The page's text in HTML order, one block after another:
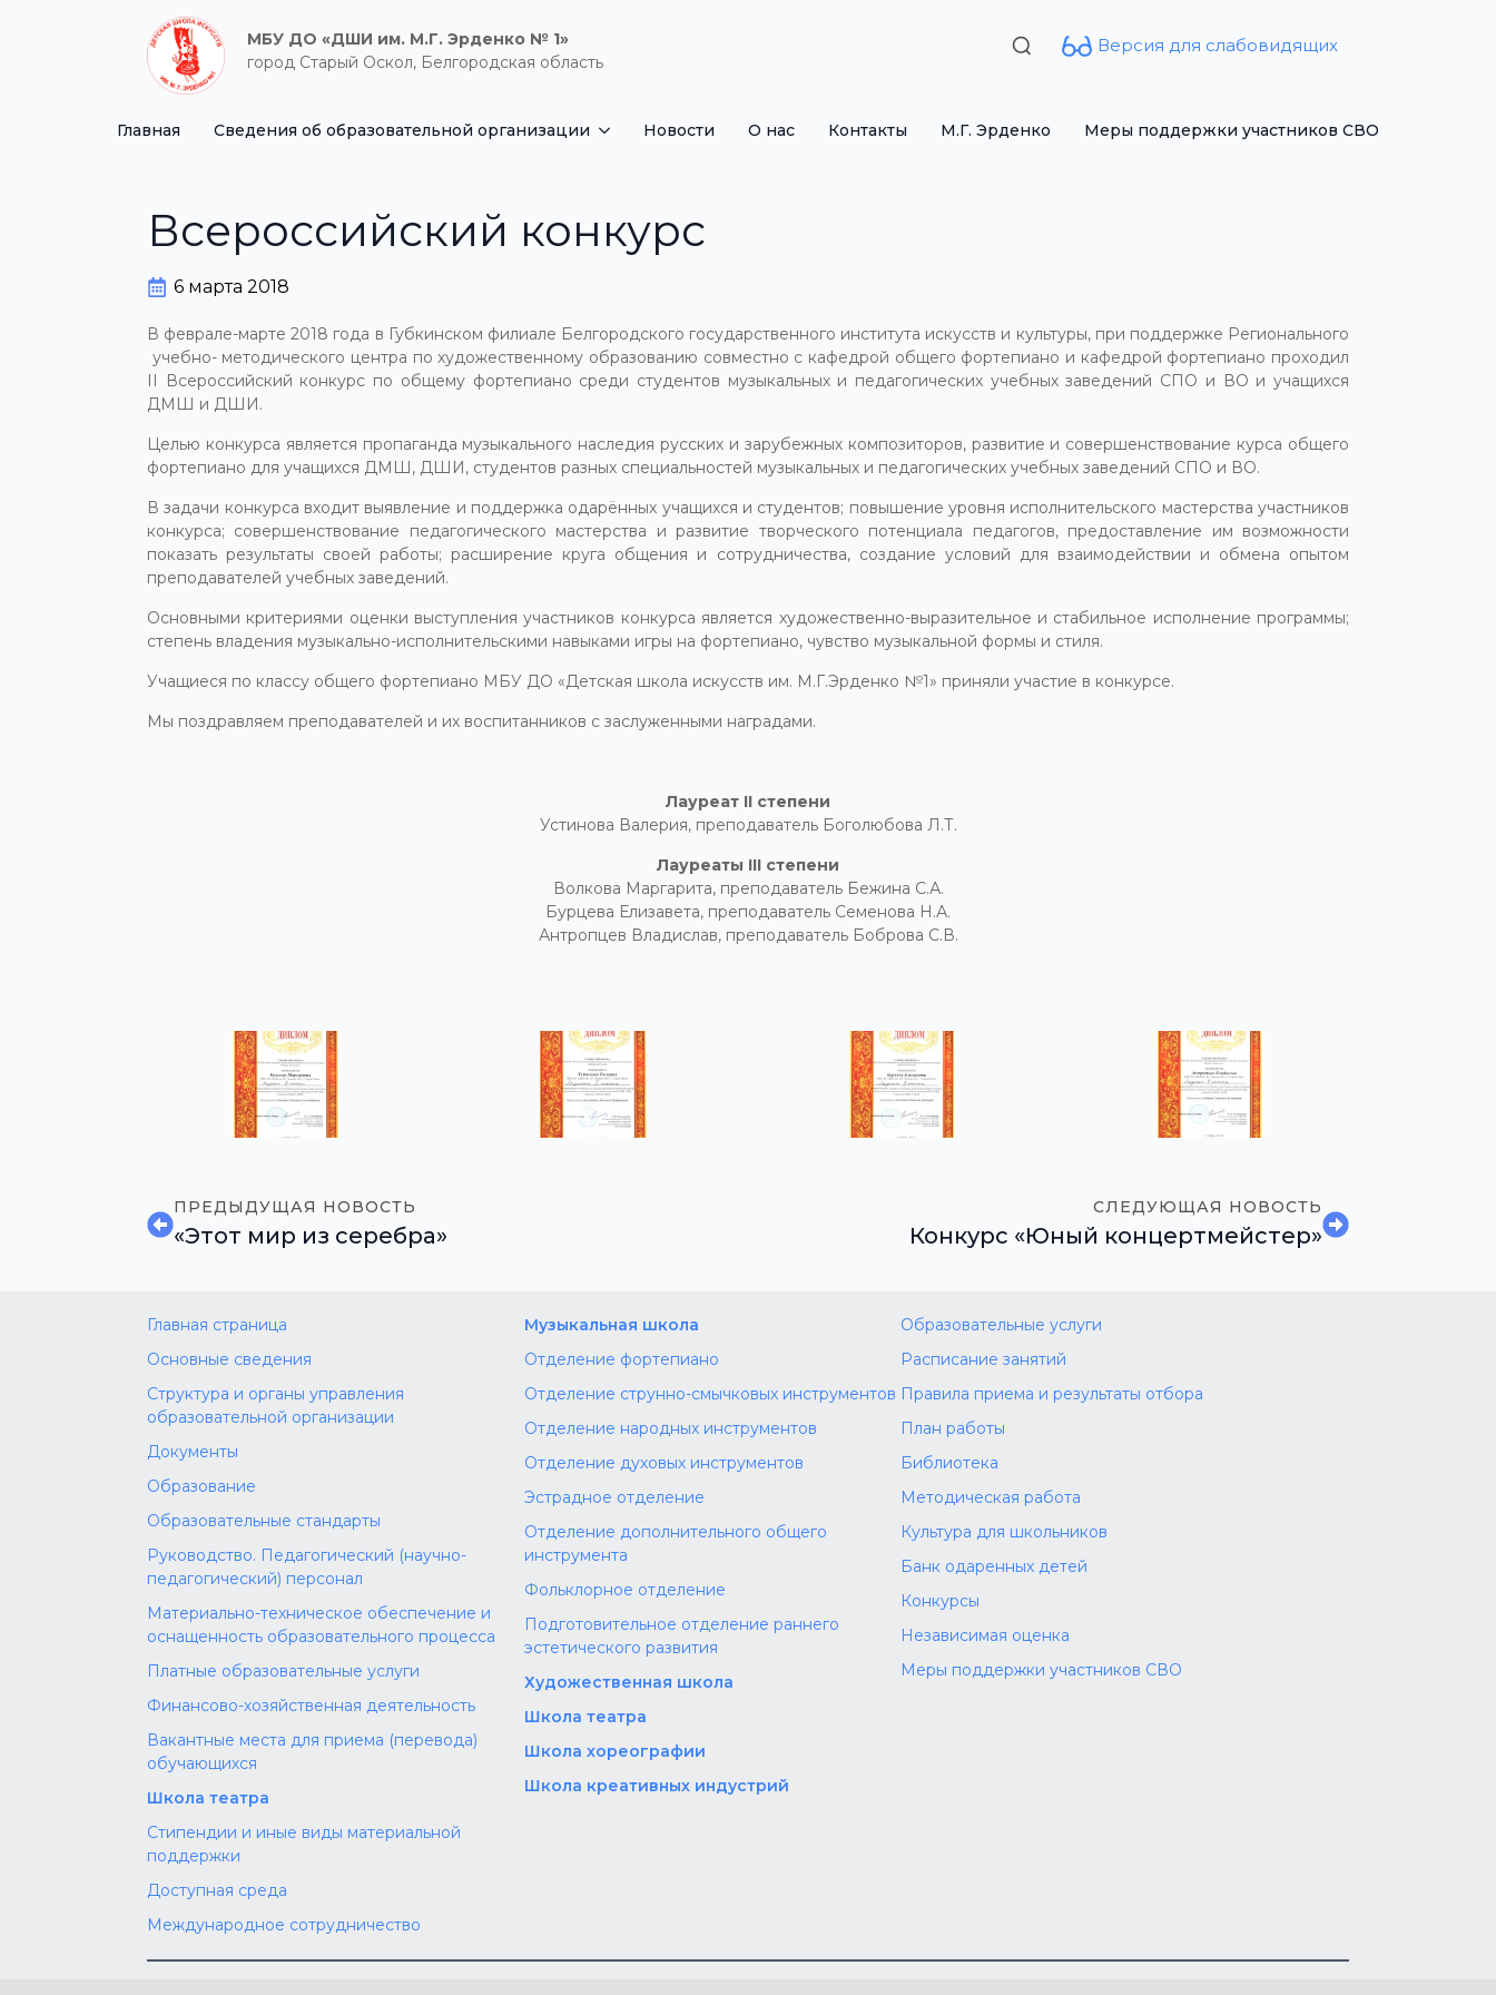
МБУ ДО «ДШИ им. М.Г. Эрденко № 1»
город Старый Оскол, Белгородская область
Версия для слабовидящих
Главная Сведения об образовательной организации Новости О нас Контакты М.Г. Эрденко Меры поддержки участников СВО
Всероссийский конкурс
6 марта 2018
В феврале-марте 2018 года в Губкинском филиале Белгородского государственного института искусств и культуры, при поддержке Регионального
учебно- методического центра по художественному образованию совместно с кафедрой общего фортепиано и кафедрой фортепиано проходил
II Всероссийский конкурс по общему фортепиано среди студентов музыкальных и педагогических учебных заведений СПО и ВО и учащихся
ДМШ и ДШИ.
Целью конкурса является пропаганда музыкального наследия русских и зарубежных композиторов, развитие и совершенствование курса общего
фортепиано для учащихся ДМШ, ДШИ, студентов разных специальностей музыкальных и педагогических учебных заведений СПО и ВО.
В задачи конкурса входит выявление и поддержка одарённых учащихся и студентов; повышение уровня исполнительского мастерства участников
конкурса; совершенствование педагогического мастерства и развитие творческого потенциала педагогов, предоставление им возможности
показать результаты своей работы; расширение круга общения и сотрудничества, создание условий для взаимодействии и обмена опытом
преподавателей учебных заведений.
Основными критериями оценки выступления участников конкурса является художественно-выразительное и стабильное исполнение программы;
степень владения музыкально-исполнительскими навыками игры на фортепиано, чувство музыкальной формы и стиля.
Учащиеся по классу общего фортепиано МБУ ДО «Детская школа искусств им. М.Г.Эрденко №1» приняли участие в конкурсе.
Мы поздравляем преподавателей и их воспитанников с заслуженными наградами.
Лауреат II степени
Устинова Валерия, преподаватель Боголюбова Л.Т.
Лауреаты III степени
Волкова Маргарита, преподаватель Бежина С.А.
Бурцева Елизавета, преподаватель Семенова Н.А.
Антропцев Владислав, преподаватель Боброва С.В.
ПРЕДЫДУЩАЯ НОВОСТЬ
«Этот мир из серебра»
СЛЕДУЮЩАЯ НОВОСТЬ
Конкурс «Юный концертмейстер»
Главная страница
Основные сведения
Структура и органы управления
образовательной организации
Документы
Образование
Образовательные стандарты
Руководство. Педагогический (научно-
педагогический) персонал
Материально-техническое обеспечение и
оснащенность образовательного процесса
Платные образовательные услуги
Финансово-хозяйственная деятельность
Вакантные места для приема (перевода)
обучающихся
Школа театра
Стипендии и иные виды материальной
поддержки
Доступная среда
Международное сотрудничество
Музыкальная школа
Отделение фортепиано
Отделение струнно-смычковых инструментов
Отделение народных инструментов
Отделение духовых инструментов
Эстрадное отделение
Отделение дополнительного общего
инструмента
Фольклорное отделение
Подготовительное отделение раннего
эстетического развития
Художественная школа
Школа‌‌‌‌ театра
Школа хореографии
Школа креативных индустрий
Образовательные услуги
Расписание занятий
Правила приема и результаты отбора
План работы
Библиотека
Методическая работа
Культура для школьников
Банк одаренных детей
Конкурсы
Независимая оценка
Меры поддержки участников СВО